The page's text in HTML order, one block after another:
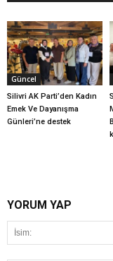
Güncel
Silivri AK Parti’den Kadın
Emek Ve Dayanışma
Günleri’ne destek
YORUM YAP